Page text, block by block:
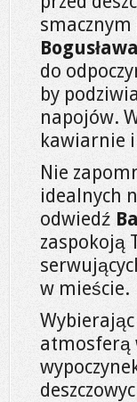
smacznym
do
by
napojów.
kawiarnie
Nie
idealnych
odwiedź
zaspokoją
w mieście.
atmosferą